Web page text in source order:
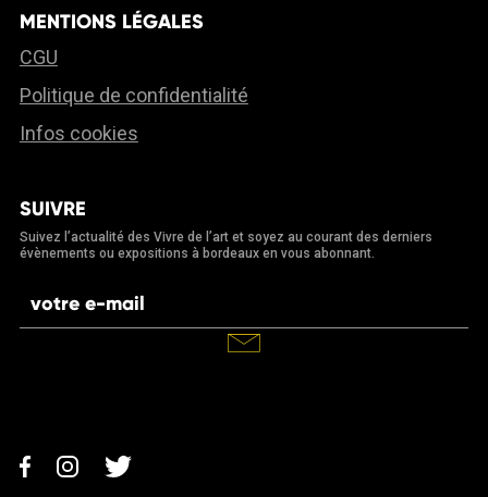
MENTIONS LÉGALES
CGU
Politique de confidentialité
Infos cookies
SUIVRE
Suivez l’actualité des Vivre de l’art et soyez au courant des derniers
évènements ou expositions à bordeaux en vous abonnant.